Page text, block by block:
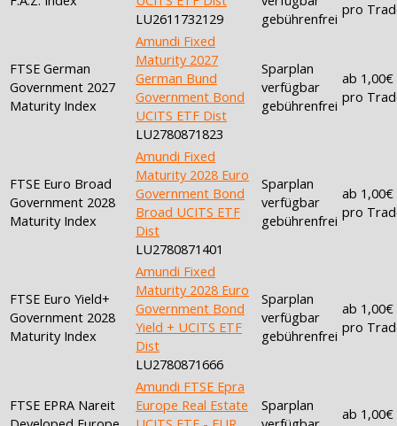
LU2611732129
gebührenfrei
pro
FTSE German
Government 2027
Maturity Index
Amundi Fixed
Maturity 2027
German Bund
Government Bond
UCITS ETF Dist
LU2780871823
Sparplan
verfügbar
gebührenfrei
ab 1,00€
pro
FTSE Euro Broad
Government 2028
Maturity Index
Amundi Fixed
Maturity 2028 Euro
Government Bond
Broad UCITS ETF
Dist
LU2780871401
Sparplan
verfügbar
gebührenfrei
ab 1,00€
pro
FTSE Euro Yield+
Government 2028
Maturity Index
Amundi Fixed
Maturity 2028 Euro
Government Bond
Yield + UCITS ETF
Dist
LU2780871666
Sparplan
verfügbar
gebührenfrei
ab 1,00€
pro
FTSE EPRA Nareit
Amundi FTSE Epra
Europe Real Estate
Sparplan
ab 1,00€